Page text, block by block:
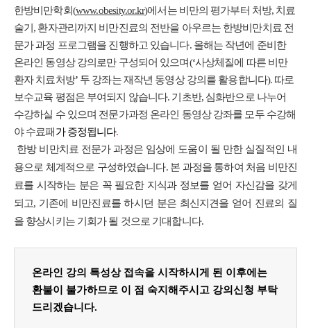
한방비만학회(www.obesity.or.kr)에서는 비만의 평가부터 처방, 치료
술기, 환자관리까지 비만진료의 전반을 아우르는 한방비만치료 전
문가 과정 프로그램을 진행하고 있습니다. 올해는 작년에 준비한
온라인 동영상 강의로만 구성되어 있으며(‘사상체질에 따른 비만
환자 치료처방’ 두 강좌는 재작년 동영상 강의를 활용합니다). 따로
보수교육 평점은 부여되지 않습니다. 기초반, 심화반으로 나누어
수강하실 수 있으며 전문가과정 온라인 동영상 강좌를 모두 수강해
야 수료패 가 증정됩니다.
한방 비만치료 전문가 과정은 임상에 도움이 될 만한 실질적인 내
용으로 체계적으로 구성하였습니다. 본 과정을 통하여 처음 비만진
료를 시작하는 분은 꼭 필요한 지식과 정보를 얻어 자신감을 갖게
되고, 기존에 비만진료를 하시던 분은 최신지견을 얻어 진료의 질
을 향상시키는 기회가 될 것으로 기대합니다.
온라인 강의 특성상 접속을 시작하시게 된 이후에는
환불이 불가하므로 이 점 숙지해주시고 강의신청 부탁
드리겠습니다.